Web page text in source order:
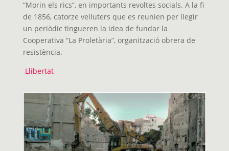
“Morin els rics”, en importants revoltes socials. A la fi
de 1856, catorze velluters que es reunien per llegir
un periòdic tingueren la idea de fundar la
Cooperativa “La Proletària”, organització obrera de
resistència.
Llibertat